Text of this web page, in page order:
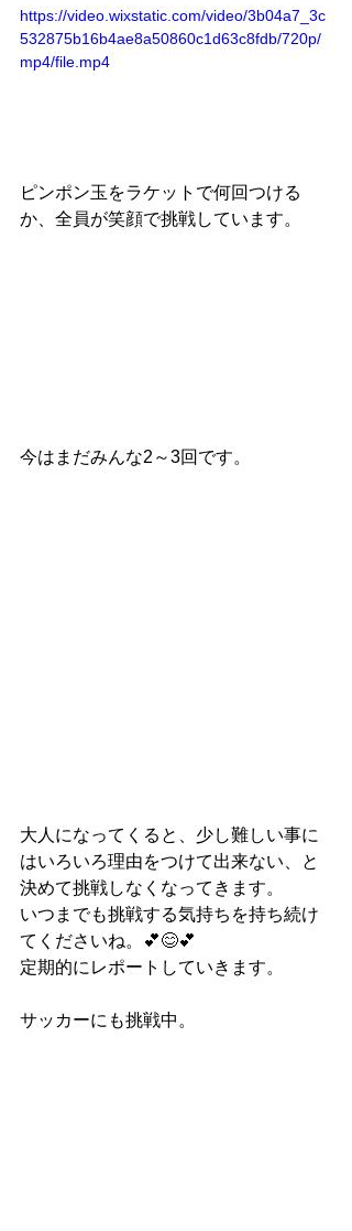
https://video.wixstatic.com/video/3b04a7_3c
532875b16b4ae8a50860c1d63c8fdb/720p/
mp4/file.mp4
ピンポン玉をラケットで何回つける
か、全員が笑顔で挑戦しています。
今はまだみんな2～3回です。
大人になってくると、少し難しい事に
はいろいろ理由をつけて出来ない、と
決めて挑戦しなくなってきます。
いつまでも挑戦する気持ちを持ち続け
てくださいね。💕😊💕
定期的にレポートしていきます。
サッカーにも挑戦中。